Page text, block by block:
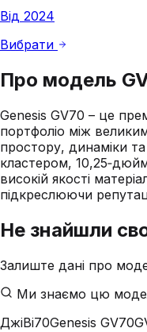
Від 2024
Вибрати
Про модель
Genesis GV70 – це
портфоліо між
простору, динаміки
кластером,
високій якості
підкреслюючи
Не знайшли
Залиште дані про
Ми знаємо цю
ДжіВі70Genesis GV70